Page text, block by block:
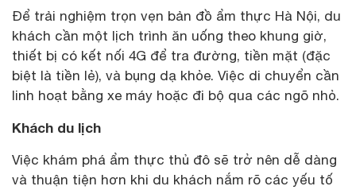
Để trải nghiệm trọn vẹn bản đồ ẩm thực Hà Nội, du
khách cần một lịch trình ăn uống theo khung giờ,
thiết bị có kết nối 4G để tra đường, tiền mặt (đặc
biệt là tiền lẻ), và bụng dạ khỏe. Việc di chuyển cần
linh hoạt bằng xe máy hoặc đi bộ qua các ngõ nhỏ.
Khách du lịch
Việc khám phá ẩm thực thủ đô sẽ trở nên dễ dàng
và thuận tiện hơn khi du khách nắm rõ các yếu tố